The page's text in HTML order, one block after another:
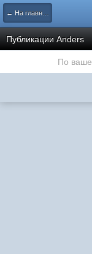
← На главную
Публикации Anders
По